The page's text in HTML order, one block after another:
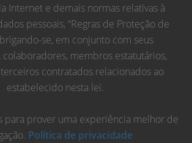
Internet e demais normas relativas à
pessoais, “Regras de Proteção de
se, em conjunto com seus
colaboradores, membros estatutários,
contratados relacionados ao
estabelecido nesta lei.
para prover uma experiência melhor de
Política de privacidade